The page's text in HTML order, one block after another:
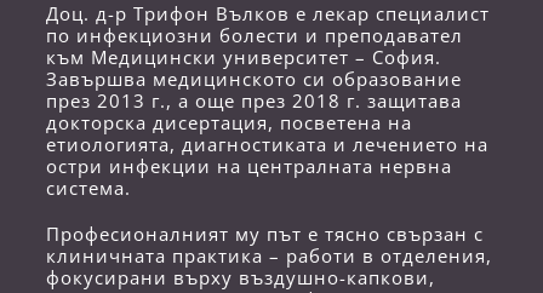
Доц. д-р Трифон Вълков е лекар специалист
по инфекциозни болести и преподавател
към Медицински университет – София.
Завършва медицинското си образование
през 2013 г., а още през 2018 г. защитава
докторска дисертация, посветена на
етиологията, диагностиката и лечението на
остри инфекции на централната нервна
система.
Професионалният му път е тясно свързан с
клиничната практика – работи в отделения,
фокусирани върху въздушно-капкови,